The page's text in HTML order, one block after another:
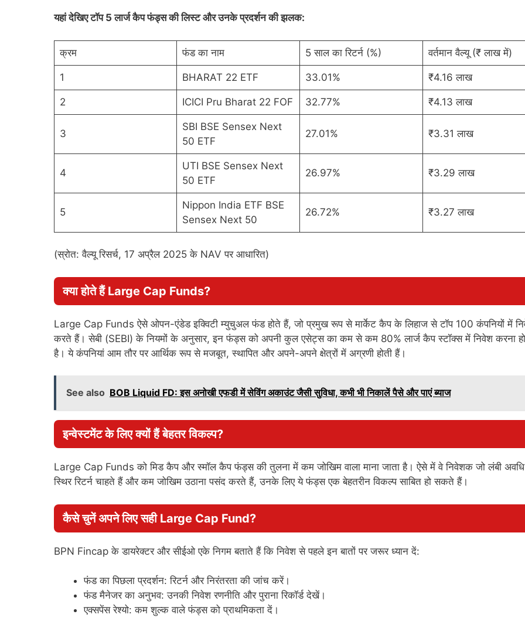
यहां देखिए टॉप 5 लार्ज कैप फंड्स की लिस्ट और उनके प्रदर्शन की झलक:
क्रम फंड का नाम 5 साल का रिटर्न (%) वर्तमान वैल्यू (₹ लाख में)
1 BHARAT 22 ETF 33.01% ₹4.16 लाख
2 ICICI Pru Bharat 22 FOF 32.77% ₹4.13 लाख
3
SBI BSE Sensex Next
50 ETF
27.01% ₹3.31 लाख
4
UTI BSE Sensex Next
50 ETF
26.97% ₹3.29 लाख
5
Nippon India ETF BSE
Sensex Next 50
26.72% ₹3.27 लाख
(स्रोत: वैल्यू रिसर्च, 17 अप्रैल 2025 के NAV पर आधारित)
क्या होते हैं Large Cap Funds?
Large Cap Funds ऐसे ओपन-एंडेड इक्विटी म्युचुअल फंड होते हैं, जो प्रमुख रूप से मार्केट कैप के लिहाज से टॉप 100 कंपनियों में
करते हैं। सेबी (SEBI) के नियमों के अनुसार, इन फंड्स को अपनी कुल एसेट्स का कम से कम 80% लार्ज कैप स्टॉक्स में निवेश करना
है। ये कंपनियां आम तौर पर आर्थिक रूप से मजबूत, स्थापित और अपने-अपने क्षेत्रों में अग्रणी होती हैं।
See also BOB Liquid FD: इस अनोखी एफडी में सेविंग अकाउंट जैसी सुविधा, कभी भी निकालें पैसे और पाएं ब्याज
इन्वेस्टमेंट के लिए क्यों हैं बेहतर विकल्प?
Large Cap Funds को मिड कैप और स्मॉल कैप फंड्स की तुलना में कम जोखिम वाला माना जाता है। ऐसे में वे निवेशक जो लंबी
स्थिर रिटर्न चाहते हैं और कम जोखिम उठाना पसंद करते हैं, उनके लिए ये फंड्स एक बेहतरीन विकल्प साबित हो सकते हैं।
कैसे चुनें अपने लिए सही Large Cap Fund?
BPN Fincap के डायरेक्टर और सीईओ एके निगम बताते हैं कि निवेश से पहले इन बातों पर जरूर ध्यान दें:
फंड का पिछला प्रदर्शन: रिटर्न और निरंतरता की जांच करें।
फंड मैनेजर का अनुभव: उनकी निवेश रणनीति और पुराना रिकॉर्ड देखें।
एक्सपेंस रेश्यो: कम शुल्क वाले फंड्स को प्राथमिकता दें।